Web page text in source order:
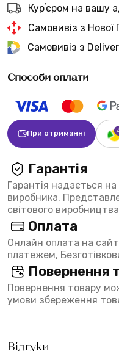
Курʼєром на вашу
Самовивіз з
Самовивіз з
Способи оплати
При отриманні
Гарантія
Гарантія надається
виробника.
світового
Оплата
Онлайн оплата на
платежем,
Повернення
Повернення товару
умови збереження
Відгуки